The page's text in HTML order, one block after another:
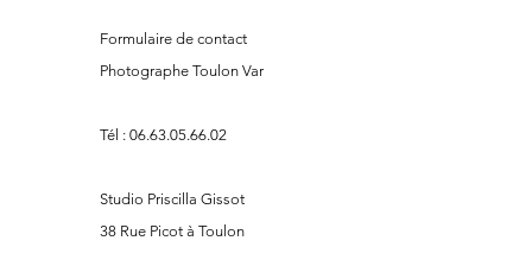
Formulaire de contact
Photographe Toulon Var
Tél : 06.63.05.66.02
Studio Priscilla Gissot
38 Rue Picot à Toulon